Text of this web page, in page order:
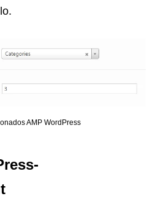
AMP WordPress